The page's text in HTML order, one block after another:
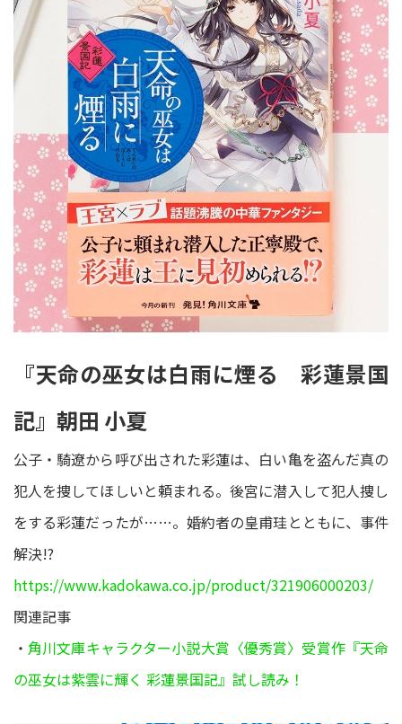
『天命の巫女は白雨に煙る 彩蓮景国
記』朝田 小夏
公子・騎遼から呼び出された彩蓮は、白い亀を盗んだ真の
犯人を捜してほしいと頼まれる。後宮に潜入して犯人捜し
をする彩蓮だったが……。婚約者の皇甫珪とともに、事件
解決!?
https://www.kadokawa.co.jp/product/321906000203/
関連記事
・角川文庫キャラクター小説大賞〈優秀賞〉受賞作『天命
の巫女は紫雲に輝く 彩蓮景国記』試し読み！